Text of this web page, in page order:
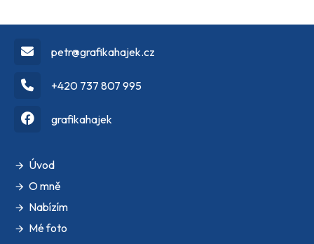
petr@grafikahajek.cz
+420 737 807 995
grafikahajek
Úvod
O mně
Nabízím
Mé foto